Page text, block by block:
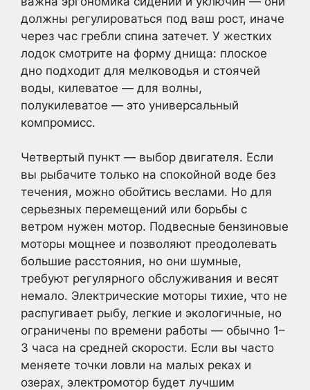
должны регулироваться под ваш рост, иначе
через час гребли спина затечет. У жестких
лодок смотрите на форму днища: плоское
дно подходит для мелководья и стоячей
воды, килеватое — для волны,
полукилеватое — это универсальный
компромисс.
Четвертый пункт — выбор двигателя. Если
вы рыбачите только на спокойной воде без
течения, можно обойтись веслами. Но для
серьезных перемещений или борьбы с
ветром нужен мотор. Подвесные бензиновые
моторы мощнее и позволяют преодолевать
большие расстояния, но они шумные,
требуют регулярного обслуживания и весят
немало. Электрические моторы тихие, что не
распугивает рыбу, легкие и экологичные, но
ограничены по времени работы — обычно 1–
3 часа на средней скорости. Если вы часто
меняете точки ловли на малых реках и
озерах, электромотор будет лучшим